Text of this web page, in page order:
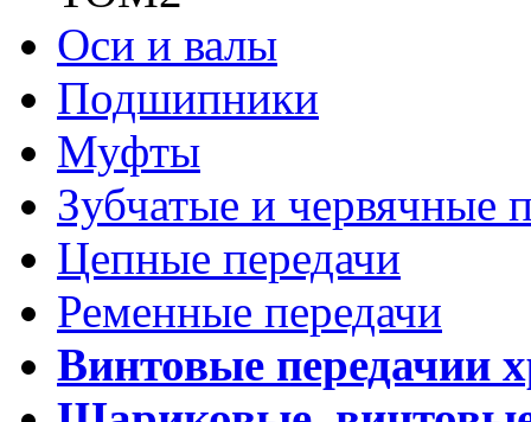
Оси и валы
Подшипники
Муфты
Зубчатые и червячные
Цепные передачи
Ременные передачи
Винтовые передачии